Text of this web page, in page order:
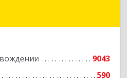
9043
590
Дмитровское ш, дом № 9Б